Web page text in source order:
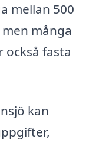
mellan 500
många
fasta
kan